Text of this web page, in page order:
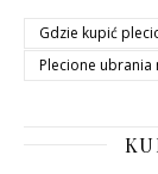
Gdzie kupić
Plecione ubrania